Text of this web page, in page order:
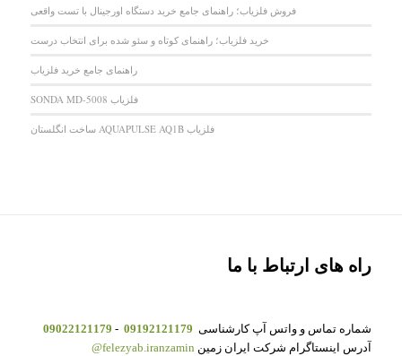
فروش فلزیاب؛ راهنمای جامع خرید دستگاه اورجینال با تست واقعی
خرید فلزیاب؛ راهنمای کوتاه و سئو شده برای انتخاب درست
راهنمای جامع خرید فلزیاب
فلزیاب SONDA MD-5008
فلزیاب AQUAPULSE AQ1B ساخت انگلستان
راه های ارتباط با ما
شماره تماس و واتس آپ کارشناسی 09192121179
-
09022121179
آدرس اینستاگرام شرکت ایران زمین felezyab.iranzamin@